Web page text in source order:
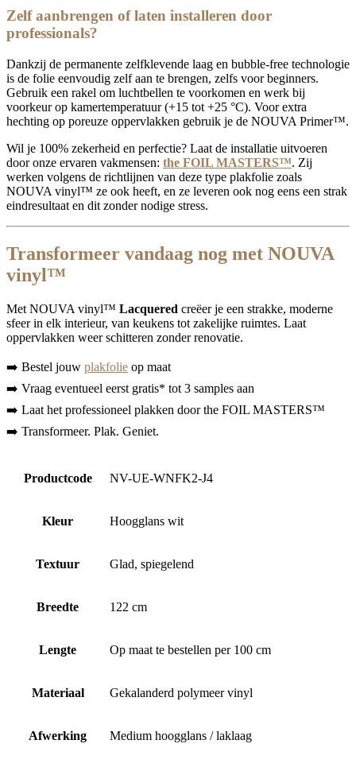
Zelf aanbrengen of laten installeren door
professionals?
Dankzij de permanente zelfklevende laag en bubble-free technologie
is de folie eenvoudig zelf aan te brengen, zelfs voor beginners.
Gebruik een rakel om luchtbellen te voorkomen en werk bij
voorkeur op kamertemperatuur (+15 tot +25 °C). Voor extra
hechting op poreuze oppervlakken gebruik je de NOUVA Primer™.
Wil je 100% zekerheid en perfectie? Laat de installatie uitvoeren
door onze ervaren vakmensen: the FOIL MASTERS™. Zij
werken volgens de richtlijnen van deze type plakfolie zoals
NOUVA vinyl™ ze ook heeft, en ze leveren ook nog eens een strak
eindresultaat en dit zonder nodige stress.
Transformeer vandaag nog met NOUVA
vinyl™
Met NOUVA vinyl™ Lacquered creëer je een strakke, moderne
sfeer in elk interieur, van keukens tot zakelijke ruimtes. Laat
oppervlakken weer schitteren zonder renovatie.
➡️ Bestel jouw plakfolie op maat
➡️ Vraag eventueel eerst gratis* tot 3 samples aan
➡️ Laat het professioneel plakken door the FOIL MASTERS™
➡️ Transformeer. Plak. Geniet.
Productcode NV-UE-WNFK2-J4
Kleur Hoogglans wit
Textuur Glad, spiegelend
Breedte 122 cm
Lengte Op maat te bestellen per 100 cm
Materiaal Gekalanderd polymeer vinyl
Afwerking Medium hoogglans / laklaag